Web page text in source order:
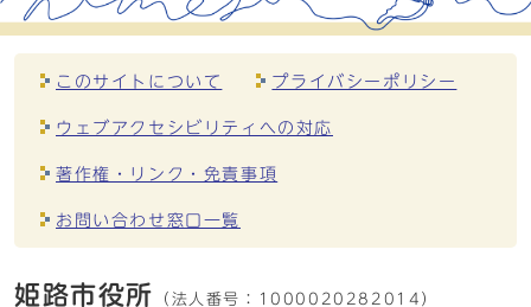
このサイトについて プライバシーポリシー
ウェブアクセシビリティへの対応
著作権・リンク・免責事項
お問い合わせ窓口一覧
姫路市役所 （法人番号： 1000020282014）